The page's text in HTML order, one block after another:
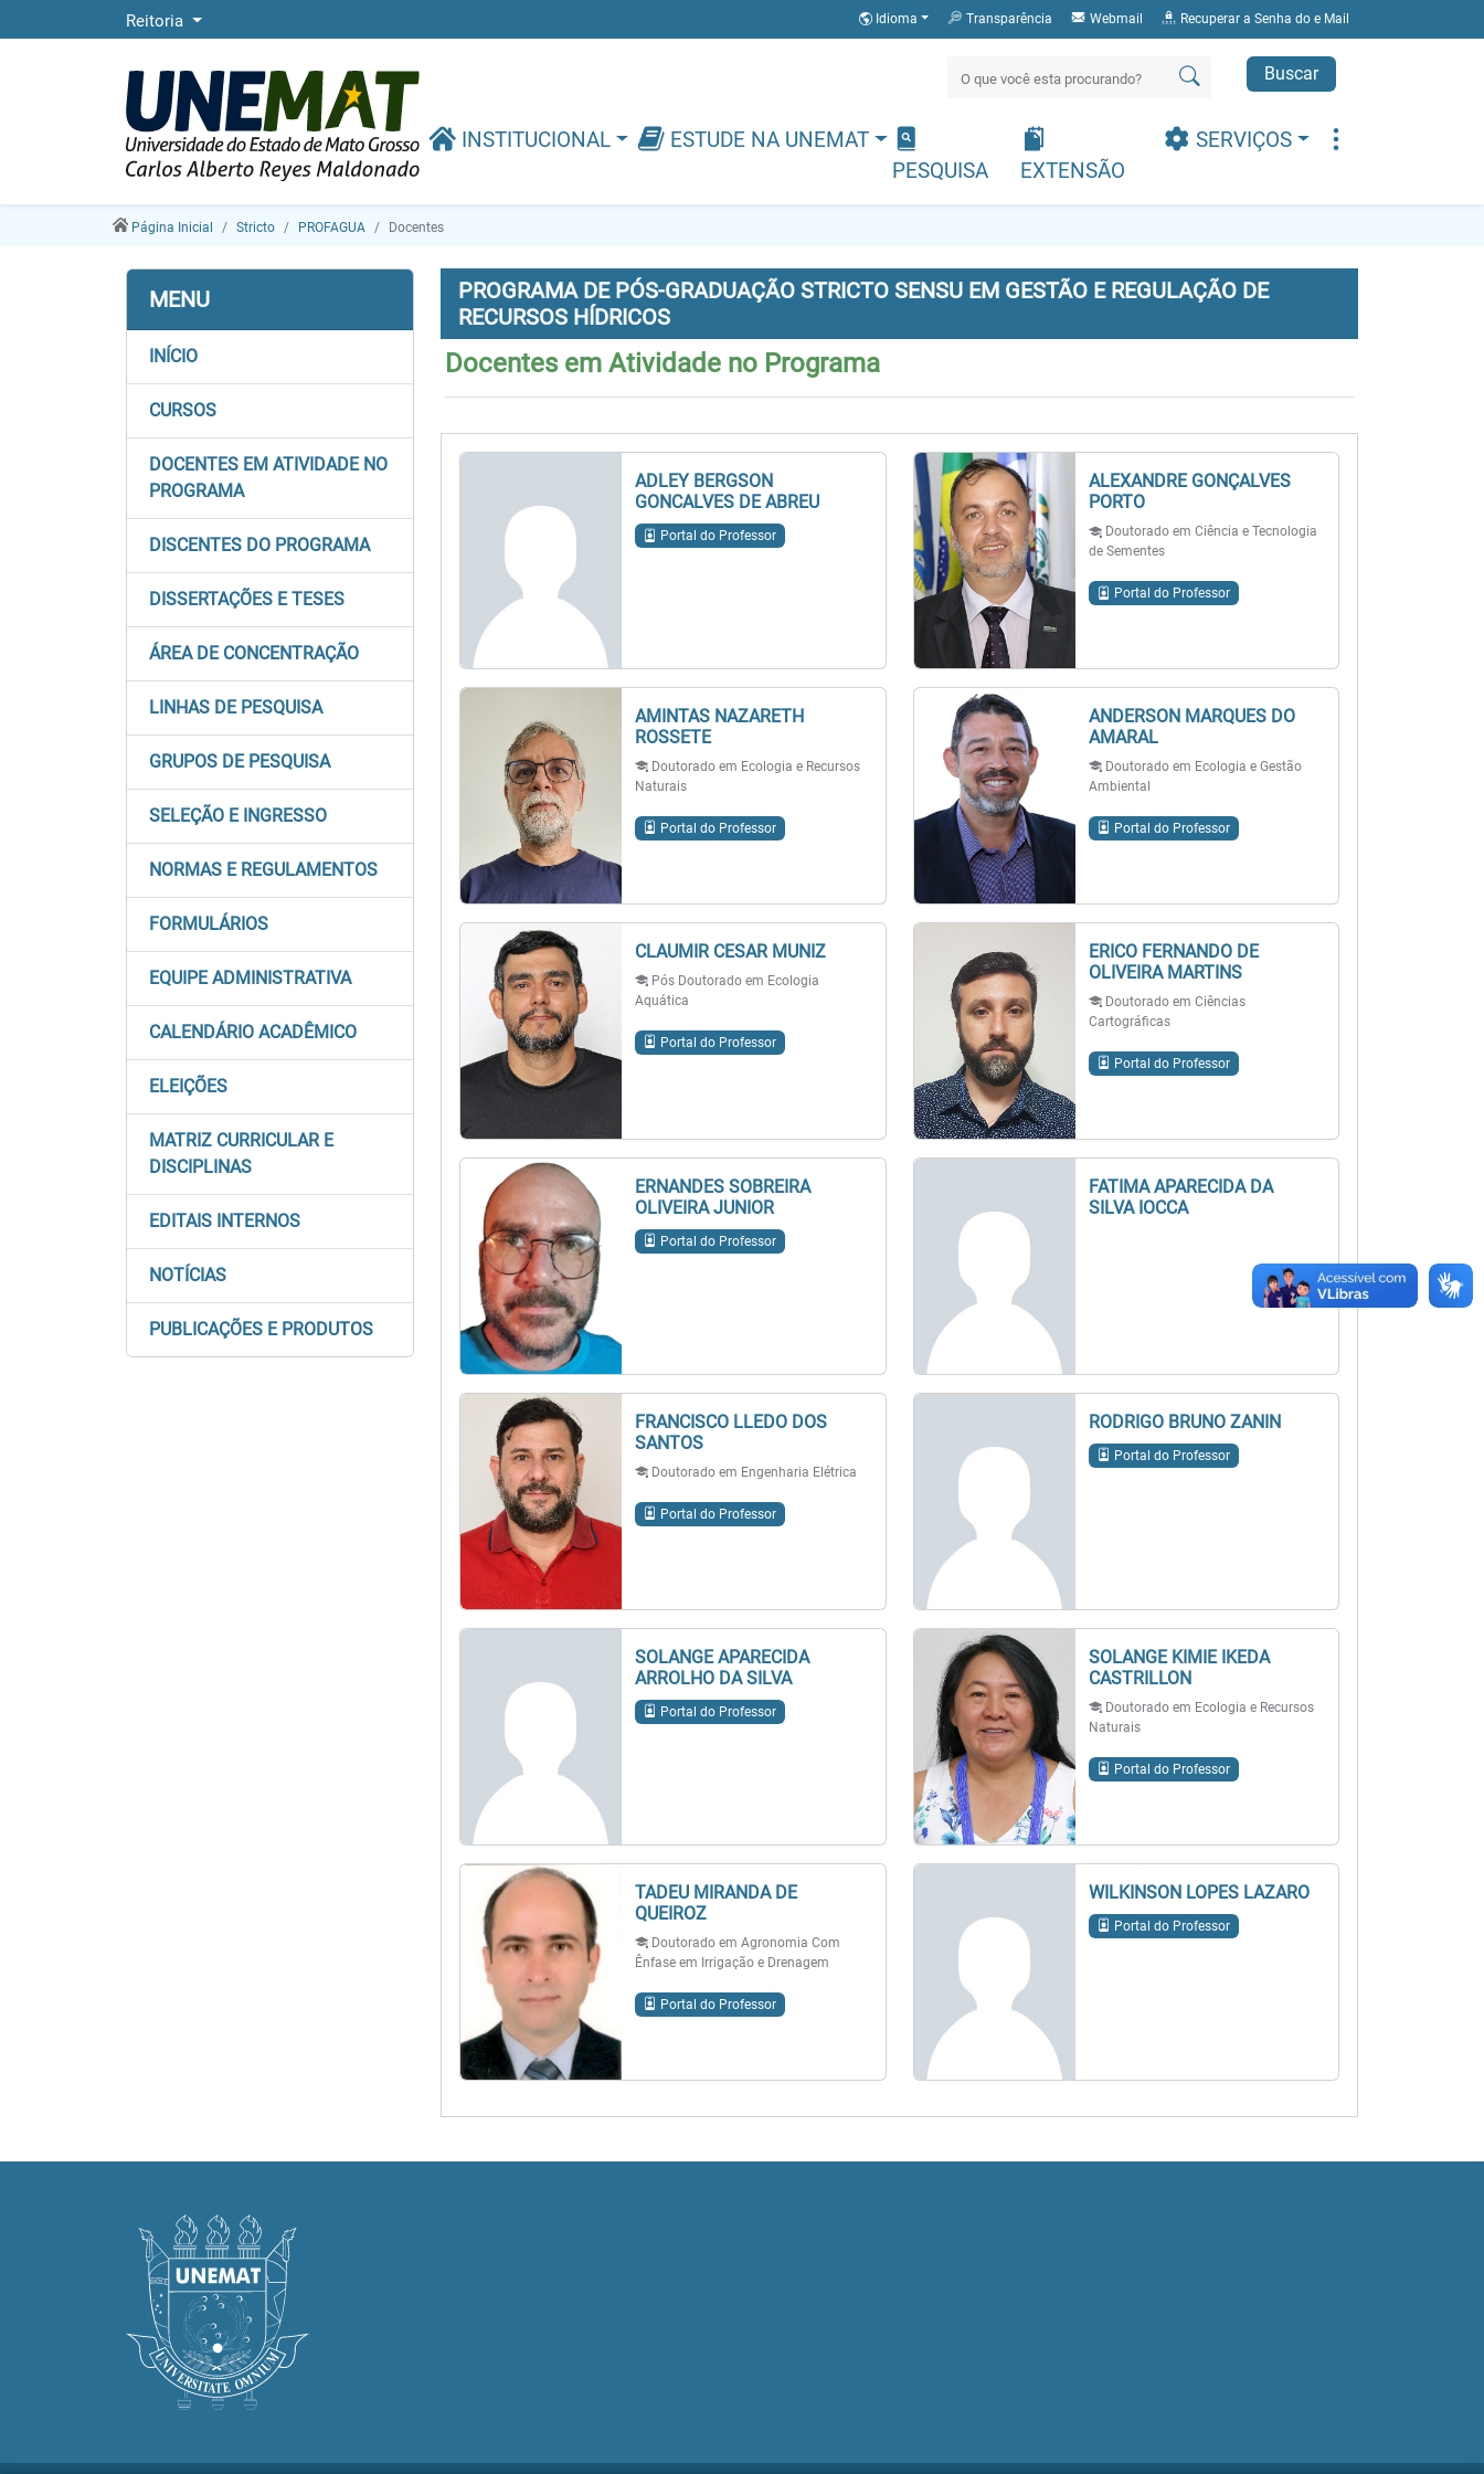
Reitoria Idioma Transparência Webmail Recuperar a Senha do e Mail
Buscar
INSTITUCIONAL
ESTUDE NA UNEMAT
PESQUISA
EXTENSÃO
SERVIÇOS
Página Inicial Stricto PROFAGUA Docentes
MENU
INÍCIO
CURSOS
DOCENTES EM ATIVIDADE NO
PROGRAMA
DISCENTES DO PROGRAMA
DISSERTAÇÕES E TESES
ÁREA DE CONCENTRAÇÃO
LINHAS DE PESQUISA
GRUPOS DE PESQUISA
SELEÇÃO E INGRESSO
NORMAS E REGULAMENTOS
FORMULÁRIOS
EQUIPE ADMINISTRATIVA
CALENDÁRIO ACADÊMICO
ELEIÇÕES
MATRIZ CURRICULAR E
DISCIPLINAS
EDITAIS INTERNOS
NOTÍCIAS
PUBLICAÇÕES E PRODUTOS
PROGRAMA DE PÓS-GRADUAÇÃO STRICTO SENSU EM GESTÃO E REGULAÇÃO DE
RECURSOS HÍDRICOS
Docentes em Atividade no Programa
ADLEY BERGSON
GONCALVES DE ABREU
Portal do Professor
ALEXANDRE GONÇALVES
PORTO
Doutorado em Ciência e Tecnologia
de Sementes
Portal do Professor
AMINTAS NAZARETH
ROSSETE
Doutorado em Ecologia e Recursos
Naturais
Portal do Professor
ANDERSON MARQUES DO
AMARAL
Doutorado em Ecologia e Gestão
Ambiental
Portal do Professor
CLAUMIR CESAR MUNIZ
Pós Doutorado em Ecologia
Aquática
Portal do Professor
ERICO FERNANDO DE
OLIVEIRA MARTINS
Doutorado em Ciências
Cartográficas
Portal do Professor
ERNANDES SOBREIRA
OLIVEIRA JUNIOR
Portal do Professor
FATIMA APARECIDA DA
SILVA IOCCA
FRANCISCO LLEDO DOS
SANTOS
Doutorado em Engenharia Elétrica
Portal do Professor
RODRIGO BRUNO ZANIN
Portal do Professor
SOLANGE APARECIDA
ARROLHO DA SILVA
Portal do Professor
SOLANGE KIMIE IKEDA
CASTRILLON
Doutorado em Ecologia e Recursos
Naturais
Portal do Professor
TADEU MIRANDA DE
QUEIROZ
Doutorado em Agronomia Com
Ênfase em Irrigação e Drenagem
Portal do Professor
WILKINSON LOPES LAZARO
Portal do Professor